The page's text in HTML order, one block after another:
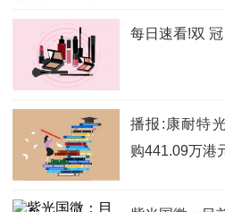
每日速看!双
播报:康耐特
购441.09万港